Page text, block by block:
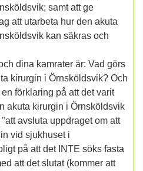
samt att ge
att utarbeta hur den akuta
kan säkras och
dina kamrater är: Vad görs
kirurgin i Örnsköldsvik? Och
förklaring på att det varit
akuta kirurgin i Örnsköldsvik
avsluta uppdraget om att
vid sjukhuset i
på att det INTE söks fasta
att det slutat (kommer att